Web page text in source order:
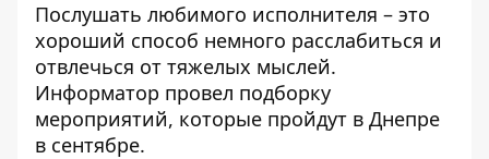
Послушать любимого исполнителя – это
хороший способ немного расслабиться и
отвлечься от тяжелых мыслей.
Информатор провел подборку
мероприятий, которые пройдут в Днепре
в сентябре.